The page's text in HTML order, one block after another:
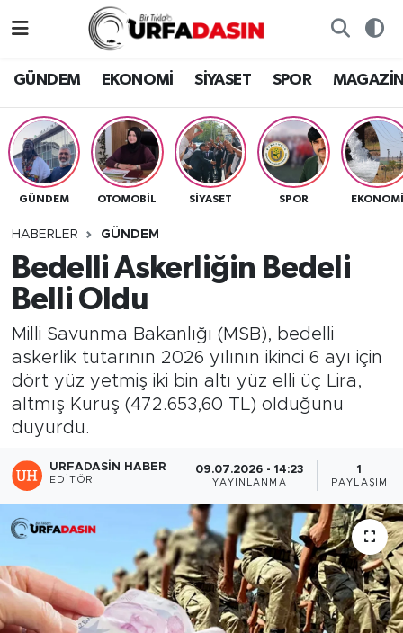
GÜNDEM EKONOMİ SİYASET SPOR
GÜNDEM OTOMOBİL SİYASET SPOR EKONOMİ
HABERLER GÜNDEM
Bedelli Askerliğin Bedeli
Belli Oldu
Milli Savunma Bakanlığı (MSB), bedelli
askerlik tutarının 2026 yılının ikinci 6 ayı için
dört yüz yetmiş iki bin altı yüz elli üç Lira,
altmış Kuruş (472.653,60 TL) olduğunu
duyurdu.
URFADASIN HABER
EDITÖR
09.07.2026 - 14:23
YAYINLANMA
1
PAYLAŞIM
EKONOMİ
SİYASET
SPOR
MAGAZİN
SAĞLIK
TEKNOLOJİ
OTOMOBİL
Gizlilik ve Güvenlik Politikası
İletişim
Nöbetçi Eczaneler
Hava Durumu
Namaz Vakitleri
Trafik Durumu
Süper Lig Puan Durumu ve Fikstür
Tüm Manşetler
Son Dakika Haberleri
Haber Arşivi